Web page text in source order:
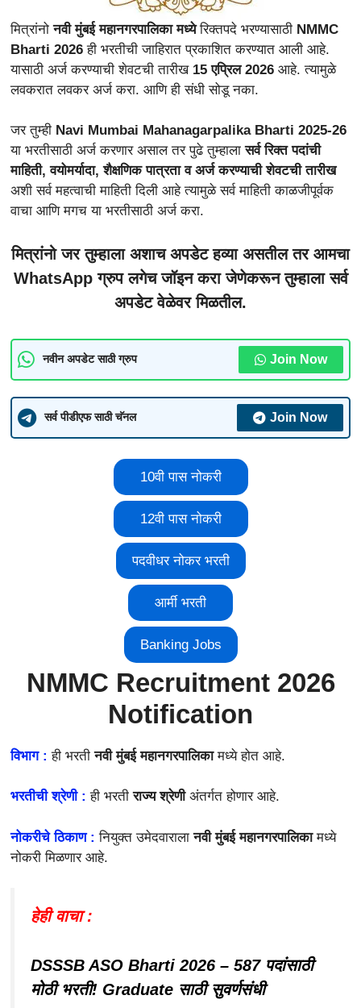
मित्रांनोनवी मुंबई महानगरपालिका मध्येरिक्तपदे भरण्यासाठी NMMC
Bharti 2026 ही भरतीची जाहिरात प्रकाशित करण्यात आली आहे.
यासाठी अर्ज करण्याची शेवटची तारीख 15 एप्रिल 2026 आहे. त्यामुळे
लवकरात लवकर अर्ज करा. आणि ही संधी सोडू नका.
जर तुम्ही Navi Mumbai Mahanagarpalika Bharti 2025-26
या भरतीसाठी अर्ज करणार असाल तर पुढे तुम्हालासर्व रिक्त पदांची
माहिती, वयोमर्यादा, शैक्षणिक पात्रता व अर्ज करण्याची शेवटची तारीख
अशी सर्व महत्वाची माहिती दिली आहे त्यामुळे सर्व माहिती काळजीपूर्वक
वाचा आणि मगच या भरतीसाठी अर्ज करा.
मित्रांनो जर तुम्हाला अशाच अपडेट हव्या असतील तर आमचा
WhatsApp ग्रुप लगेच जॉइन करा जेणेकरून तुम्हाला सर्व
अपडेट वेळेवर मिळतील.
नवीन अपडेट साठी ग्रुप Join Now
सर्व पीडीएफ साठी चॅनल Join Now
10वी पास नोकरी
12वी पास नोकरी
पदवीधर नोकर भरती
आर्मी भरती
Banking Jobs
NMMC Recruitment 2026
Notification
विभाग :ही भरती नवी मुंबई महानगरपालिकामध्ये होत आहे.
भरतीची श्रेणी :ही भरतीराज्य श्रेणी अंतर्गत होणार आहे.
नोकरीचे ठिकाण :नियुक्त उमेदवारालानवी मुंबई महानगरपालिकामध्ये
नोकरी मिळणार आहे.
हेही वाचा :
DSSSB ASO Bharti 2026 – 587 पदांसाठी
मोठी भरती! Graduate साठी सुवर्णसंधी